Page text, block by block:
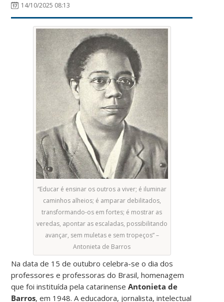
14/10/2025 08:13
“Educar é ensinar os outros a viver; é iluminar
caminhos alheios; é amparar debilitados,
transformando-os em fortes; é mostrar as
veredas, apontar as escaladas, possibilitando
avançar, sem muletas e sem tropeços” –
Antonieta de Barros
Na data de 15 de outubro celebra-se o dia dos
professores e professoras do Brasil, homenagem
que foi instituída pela catarinenseAntonieta de
Barros, em 1948. A educadora, jornalista, intelectual